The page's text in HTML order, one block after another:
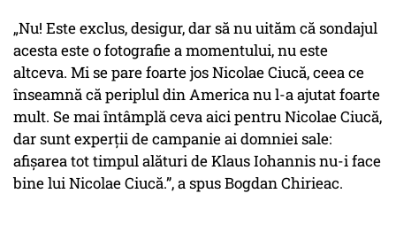
„Nu! Este exclus, desigur, dar să nu uităm că sondajul
acesta este o fotografie a momentului, nu este
altceva. Mi se pare foarte jos Nicolae Ciucă, ceea ce
înseamnă că periplul din America nu l-a ajutat foarte
mult. Se mai întâmplă ceva aici pentru Nicolae Ciucă,
dar sunt experții de campanie ai domniei sale:
afișarea tot timpul alături de Klaus Iohannis nu-i face
bine lui Nicolae Ciucă.”, a spus Bogdan Chirieac.